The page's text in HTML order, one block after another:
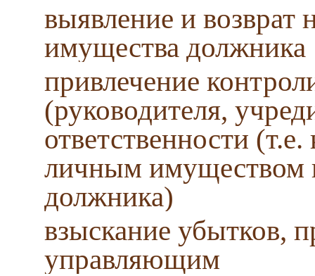
выявление и возврат
имущества должника
привлечение
(руководителя,
ответственности
личным имуществом
должника)
взыскание убытков,
управляющим